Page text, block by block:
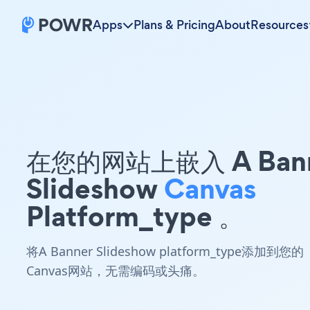
Apps Plans & PricingAboutResources
在您的网站上嵌入 A
SlideshowCanvas
Platform_type 。
将A Banner Slideshow platform_type添加到您的
Canvas网站，无需编码或头痛。